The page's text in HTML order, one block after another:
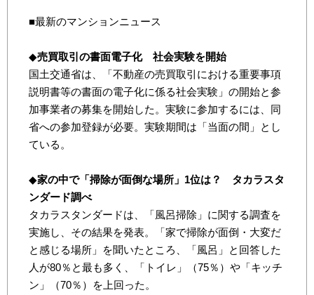
■最新のマンションニュース
◆売買取引の書面電子化 社会実験を開始
国土交通省は、「不動産の売買取引における重要事項
説明書等の書面の電子化に係る社会実験」の開始と参
加事業者の募集を開始した。実験に参加するには、同
省への参加登録が必要。実験期間は「当面の間」とし
ている。
◆家の中で「掃除が面倒な場所」1位は？ タカラスタ
ンダード調べ
タカラスタンダードは、「風呂掃除」に関する調査を
実施し、その結果を発表。「家で掃除が面倒・大変だ
と感じる場所」を聞いたところ、「風呂」と回答した
人が80％と最も多く、「トイレ」（75％）や「キッチ
ン」（70％）を上回った。